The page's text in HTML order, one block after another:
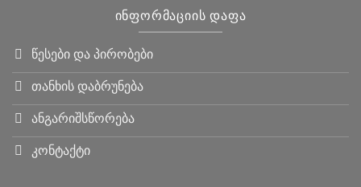
ᲘᲜᲤᲝᲠᲛᲐᲪᲘᲘᲡ ᲓᲐᲤᲐ
წესები და პირობები
თანხის დაბრუნება
ანგარიშსწორება
კონტაქტი